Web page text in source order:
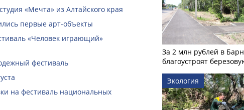
«Мечта» из Алтайского края
первые арт-объекты
«Человек играющий»
фестиваль
на фестиваль национальных
За 2 млн рублей в
благоустроят
Экология